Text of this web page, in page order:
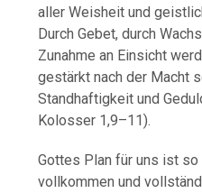
aller Weisheit und
Durch Gebet, durch
Zunahme an Einsicht
gestärkt nach der Macht
Standhaftigkeit und
Kolosser 1,9–11).
Gottes Plan für uns ist
vollkommen und